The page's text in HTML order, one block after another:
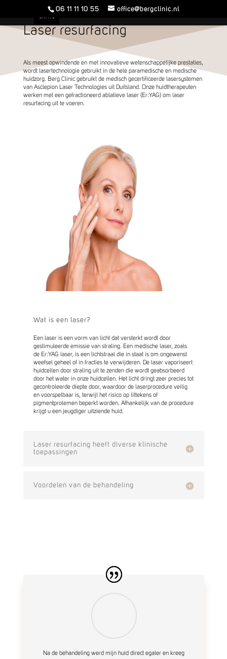
06 11 11 10 55 office@bergclinic.nl
Laser resurfacing
Als meest opwindende en met innovatieve wetenschappelijke prestaties,
wordt lasertechnologie gebruikt in de hele paramedische en medische
huidzorg. Berg Clinic gebruikt de medisch gecertificeerde lasersystemen
van Asclepion Laser Technologies uit Duitsland. Onze huidtherapeuten
werken met een gefractioneerd ablatieve laser (Er:YAG) om laser
resurfacing uit te voeren.
Wat is een laser?
Een laser is een vorm van licht dat versterkt wordt door
gestimuleerde emissie van straling. Een medische laser, zoals
de Er:YAG laser, is een lichtstraal die in staat is om ongewenst
weefsel geheel of in fracties te verwijderen. De laser vaporiseert
huidcellen door straling uit te zenden die wordt geabsorbeerd
door het water in onze huidcellen. Het licht dringt zeer precies tot
gecontroleerde diepte door, waardoor de laserprocedure veilig
en voorspelbaar is, terwijl het risico op littekens of
pigmentprolemen beperkt worden. Afhankelijk van de procedure
krijgt u een jeugdiger uitziende huid.
Laser resurfacing heeft diverse klinische
toepassingen
Voordelen van de behandeling
Na de behandeling werd mijn huid direct egaler en kreeg